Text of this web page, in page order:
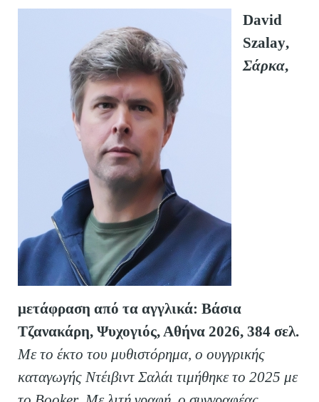
David
Szalay,
Σάρκα,
μετάφραση από τα αγγλικά: Βάσια
Τζανακάρη, Ψυχογιός, Αθήνα 2026, 384 σελ.
Με το έκτο του μυθιστόρημα, ο ουγγρικής
καταγωγής Ντέιβιντ Σαλάι τιμήθηκε το 2025 με